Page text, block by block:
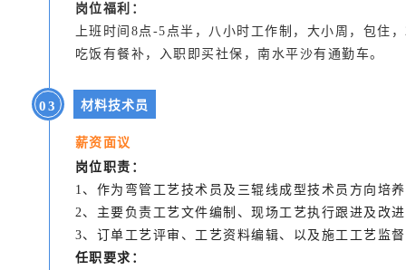
岗位福利：
上班时间8点-5点半，八小时工作制，大小周，包住
吃饭有餐补，入职即买社保，南水平沙有通勤车。
03 材料技术员
薪资面议
岗位职责：
1、作为弯管工艺技术员及三辊线成型技术员方向培
2、主要负责工艺文件编制、现场工艺执行跟进及改
3、订单工艺评审、工艺资料编辑、以及施工工艺监
任职要求：